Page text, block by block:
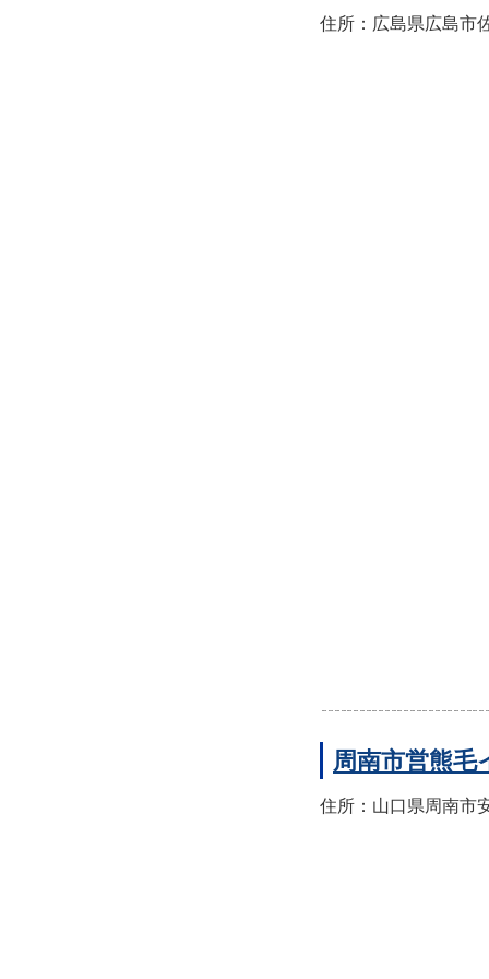
住所：広島県広島市
周南市営熊毛
住所：山口県周南市